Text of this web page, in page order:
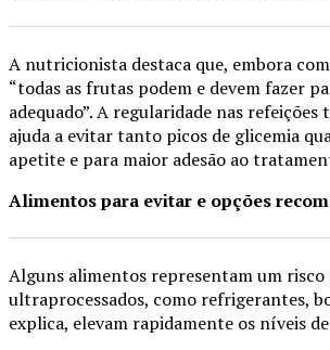
A nutricionista destaca que, embora
“todas as frutas podem e devem fazer
adequado”. A regularidade nas
ajuda a evitar tanto picos de glicemia
apetite e para maior adesão ao
Alimentos para evitar e opções
Alguns alimentos representam um risco
ultraprocessados, como refrigerantes,
explica, elevam rapidamente os níveis